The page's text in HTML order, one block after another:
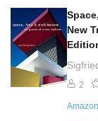
New
2